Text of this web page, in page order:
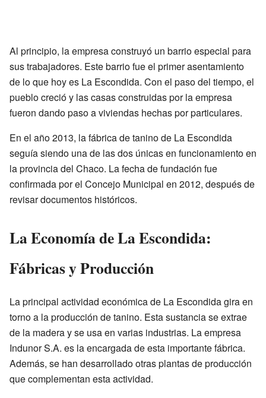
Al principio, la empresa construyó un barrio especial para
sus trabajadores. Este barrio fue el primer asentamiento
de lo que hoy es La Escondida. Con el paso del tiempo, el
pueblo creció y las casas construidas por la empresa
fueron dando paso a viviendas hechas por particulares.
En el año 2013, la fábrica de tanino de La Escondida
seguía siendo una de las dos únicas en funcionamiento en
la provincia del Chaco. La fecha de fundación fue
confirmada por el Concejo Municipal en 2012, después de
revisar documentos históricos.
La Economía de La Escondida:
Fábricas y Producción
La principal actividad económica de La Escondida gira en
torno a la producción de tanino. Esta sustancia se extrae
de la madera y se usa en varias industrias. La empresa
Indunor S.A. es la encargada de esta importante fábrica.
Además, se han desarrollado otras plantas de producción
que complementan esta actividad.